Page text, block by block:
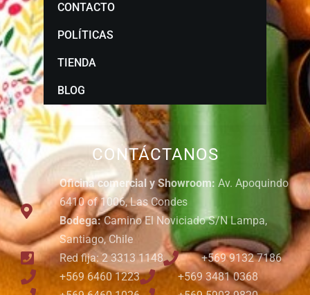
CONTÁCTANOS
Oficina comercial y Showroom: Av. Apoquindo
6410 of 1006, Las Condes
Bodega:Camino El Noviciado S/N Lampa,
Santiago, Chile
Red fija: 2 3313 1148
+569 9132 7186
+569 6460 1223
+569 3481 0368
CONTACTO
POLÍTICAS
TIENDA
BLOG